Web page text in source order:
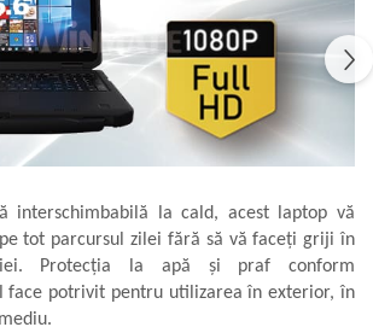
interschimbabilă la cald, acest laptop vă
tot parcursul zilei fără să vă faceți griji în
Protecția la apă și praf conform
face potrivit pentru utilizarea în exterior, în